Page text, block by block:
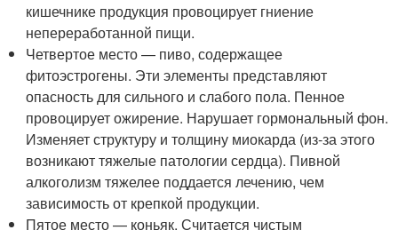
кишечнике продукция провоцирует гниение
непереработанной пищи.
Четвертое место — пиво, содержащее
фитоэстрогены. Эти элементы представляют
опасность для сильного и слабого пола. Пенное
провоцирует ожирение. Нарушает гормональный фон.
Изменяет структуру и толщину миокарда (из-за этого
возникают тяжелые патологии сердца). Пивной
алкоголизм тяжелее поддается лечению, чем
зависимость от крепкой продукции.
Пятое место — коньяк. Считается чистым